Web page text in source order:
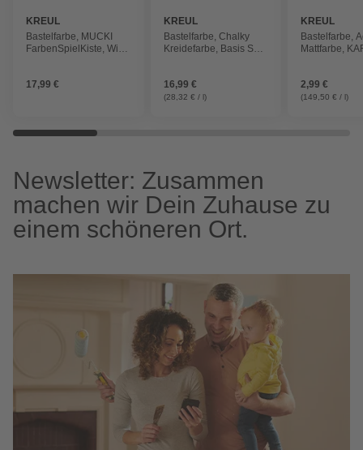
KREUL
Bastelfarbe, MUCKI
FarbenSpielKiste, Wir
17,99 €
KREUL
Bastelfarbe, Chalky
Kreidefarbe, Basis Set,
16,99 €
(28,32 € / l)
KREUL
Bastelfarbe,
Mattfarbe,
2,99 €
(149,50 € / l)
Newsletter: Zusammen
machen wir Dein Zuhause zu
einem schöneren Ort.